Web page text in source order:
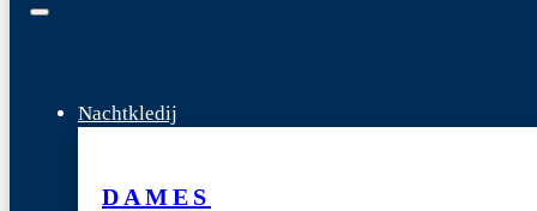
Nachtkledij
DAMES